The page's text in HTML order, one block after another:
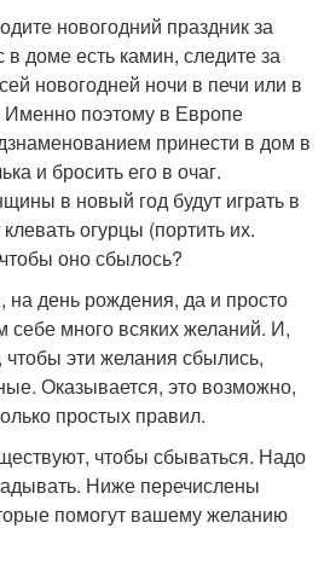
новогодний праздник за
доме есть камин, следите за
новогодней ночи в печи или в
Именно поэтому в Европе
принести в дом в
и бросить его в очаг.
в новый год будут играть в
огурцы (портить их.
оно сбылось?
на день рождения, да и просто
себе много всяких желаний. И,
эти желания сбылись,
Оказывается, это возможно,
простых правил.
чтобы сбываться. Надо
Ниже перечислены
помогут вашему желанию